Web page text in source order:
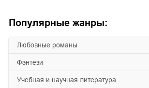
Популярные жанры:
любовные романы
фэнтези
учебная и научная литература